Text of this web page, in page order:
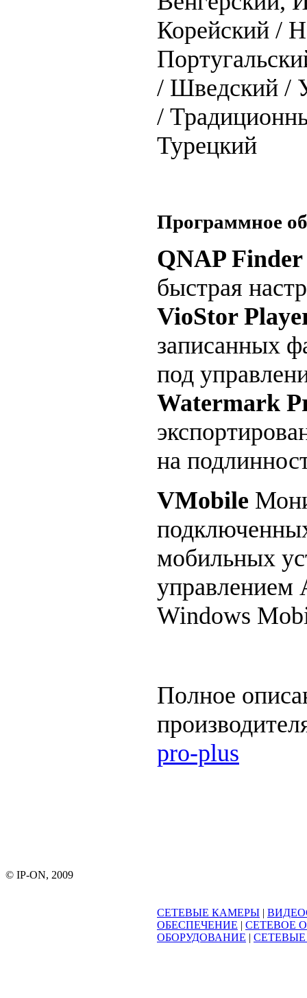
Корейский /
/ Шведский /
/
Турецкий
Программное
QNAP Finder
быстрая
VioStor
записанных
под
Watermark
на
VMobile
мобильных
управлением
Windows
Полное
pro-plus
© IP-ON, 2009
СЕТЕВЫЕ КАМЕРЫ |
ОБЕСПЕЧЕНИЕ | СЕТЕВОЕ
ОБОРУДОВАНИЕ |